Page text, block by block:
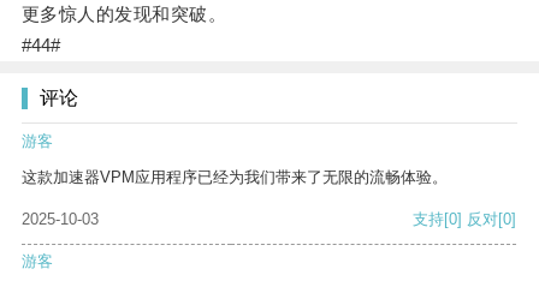
更多惊人的发现和突破。
#44#
评论
游客
这款加速器VPM应用程序已经为我们带来了无限的流畅体验。
2025-10-03 支持[0] 反对[0]
游客